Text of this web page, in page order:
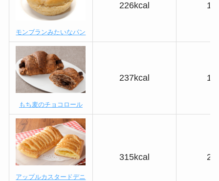
モンブランみたいなパン
226kcal
もち麦のチョコロール
237kcal
アップルカスタードデニ
315kcal